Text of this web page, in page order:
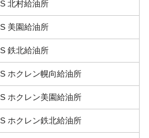
北村給油所
美園給油所
鉄北給油所
ホクレン幌向給油所
ホクレン美園給油所
ホクレン鉄北給油所